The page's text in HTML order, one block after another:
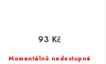
Momentálně nedostupné
93 Kč